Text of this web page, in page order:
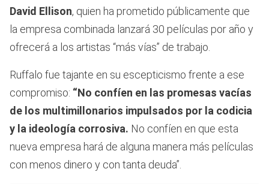
David Ellison, quien ha prometido públicamente que
la empresa combinada lanzará 30 películas por año y
ofrecerá a los artistas “más vías” de trabajo.
Ruffalo fue tajante en su escepticismo frente a ese
compromiso: “No confíen en las promesas vacías
de los multimillonarios impulsados por la codicia
y la ideología corrosiva. No confíen en que esta
nueva empresa hará de alguna manera más películas
con menos dinero y con tanta deuda”.